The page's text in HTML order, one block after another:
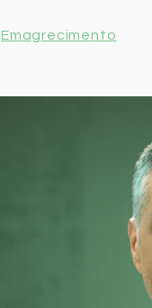
Emagrecimento